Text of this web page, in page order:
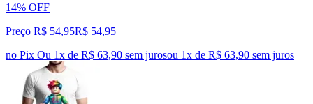
14% OFF
Preço R$ 54,95R$ 54,95
no Pix Ou 1x de R$ 63,90 sem jurosou 1x de R$ 63,90 sem juros